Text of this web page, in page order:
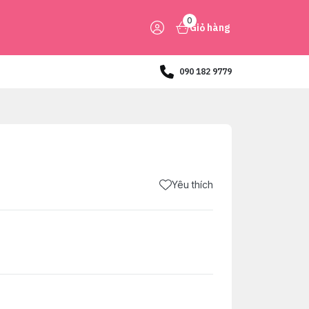
0
Giỏ hàng
090 182 9779
Yêu thích